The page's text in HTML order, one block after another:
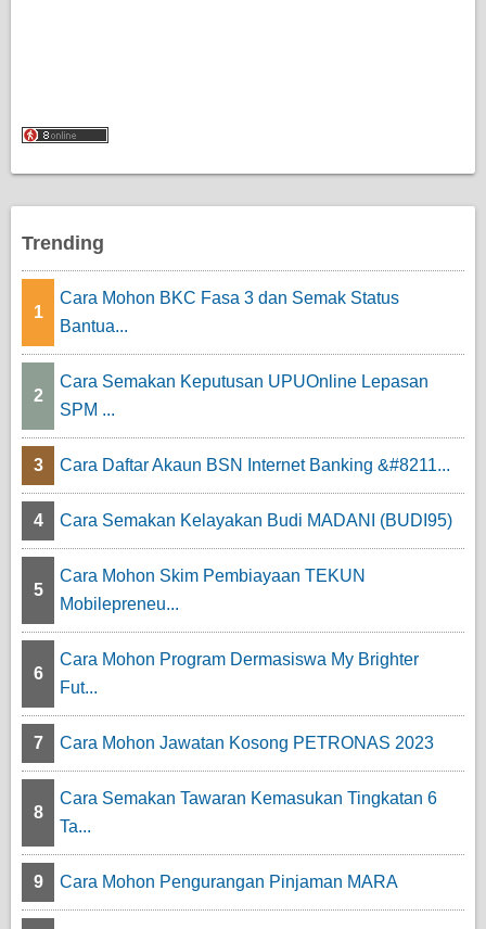
Trending
1
Cara Mohon BKC Fasa 3 dan Semak Status
Bantua...
2
Cara Semakan Keputusan UPUOnline Lepasan
SPM ...
3 Cara Daftar Akaun BSN Internet Banking &#8211...
4 Cara Semakan Kelayakan Budi MADANI (BUDI95)
5
Cara Mohon Skim Pembiayaan TEKUN
Mobilepreneu...
6
Cara Mohon Program Dermasiswa My Brighter
Fut...
7 Cara Mohon Jawatan Kosong PETRONAS 2023
8
Cara Semakan Tawaran Kemasukan Tingkatan 6
Ta...
9 Cara Mohon Pengurangan Pinjaman MARA